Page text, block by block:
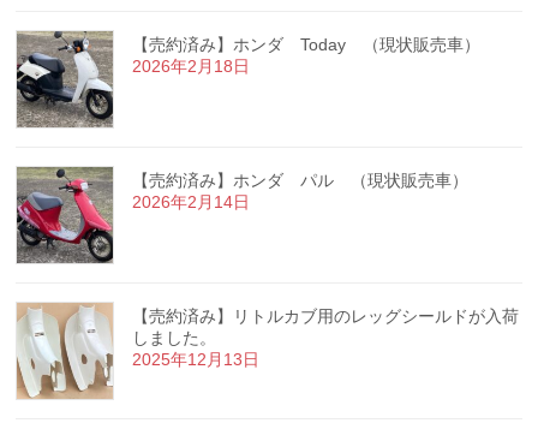
【売約済み】ホンダ Today （現状販売車）
2026年2月18日
【売約済み】ホンダ パル （現状販売車）
2026年2月14日
【売約済み】リトルカブ用のレッグシールドが入荷
しました。
2025年12月13日